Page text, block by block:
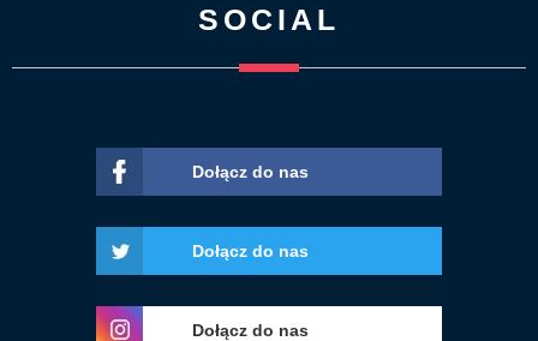
SOCIAL
Dołącz do nas
Dołącz do nas
Dołącz do nas